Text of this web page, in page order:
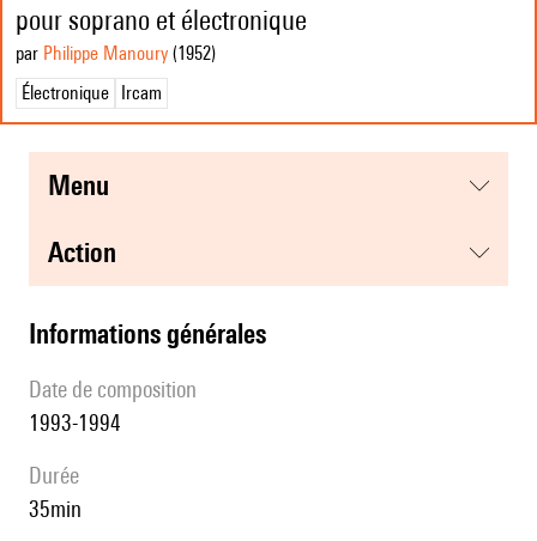
pour soprano et électronique
par Philippe Manoury (1952)
Électronique
Ircam
menu
action
informations générales
date de composition
1993-1994
durée
35min